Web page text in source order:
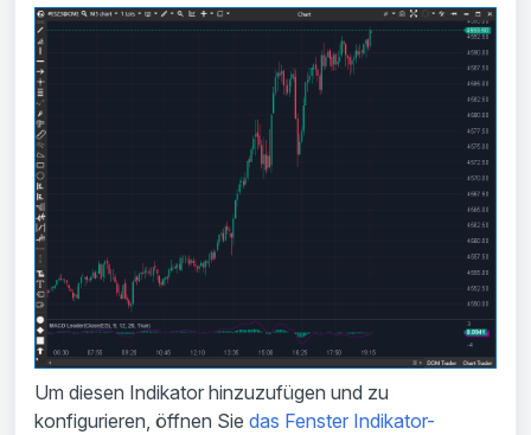
Um diesen Indikator hinzuzufügen und zu
konfigurieren, öffnen Sie das Fenster Indikator-